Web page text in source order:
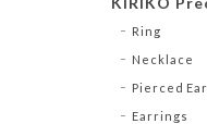
Ring
Necklace
Pierced
Earrings